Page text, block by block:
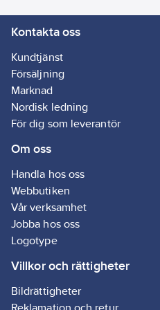
Kontakta oss
Kundtjänst
Försäljning
Marknad
Nordisk ledning
För dig som leverantör
Om oss
Handla hos oss
Webbutiken
Vår verksamhet
Jobba hos oss
Logotype
Villkor och rättigheter
Bildrättigheter